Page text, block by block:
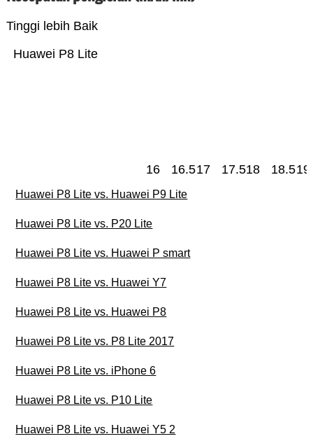
Tinggi lebih Baik
Huawei P8 Lite
16 16.517 17.518 18.519
Huawei P8 Lite vs. Huawei P9 Lite
Huawei P8 Lite vs. P20 Lite
Huawei P8 Lite vs. Huawei P smart
Huawei P8 Lite vs. Huawei Y7
Huawei P8 Lite vs. Huawei P8
Huawei P8 Lite vs. P8 Lite 2017
Huawei P8 Lite vs. iPhone 6
Huawei P8 Lite vs. P10 Lite
Huawei P8 Lite vs. Huawei Y5 2